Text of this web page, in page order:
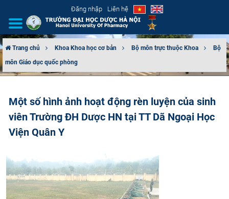
Đăng nhập Liên hệ
GIỚI THIỆU
TUYỂN SINH
ĐẢM BẢO CHẤT LƯỢNG
KHOA HỌC CÔNG NGHỆ
Trang chủ Khoa Khoa học cơ bản Bộ môn trực thuộc Khoa
Bộ
môn Giáo dục quốc phòng
Một số hình ảnh hoạt động rèn luyện của sinh
viên Trường ĐH Dược HN tại TT Dã Ngoại Học
Viện Quân Y